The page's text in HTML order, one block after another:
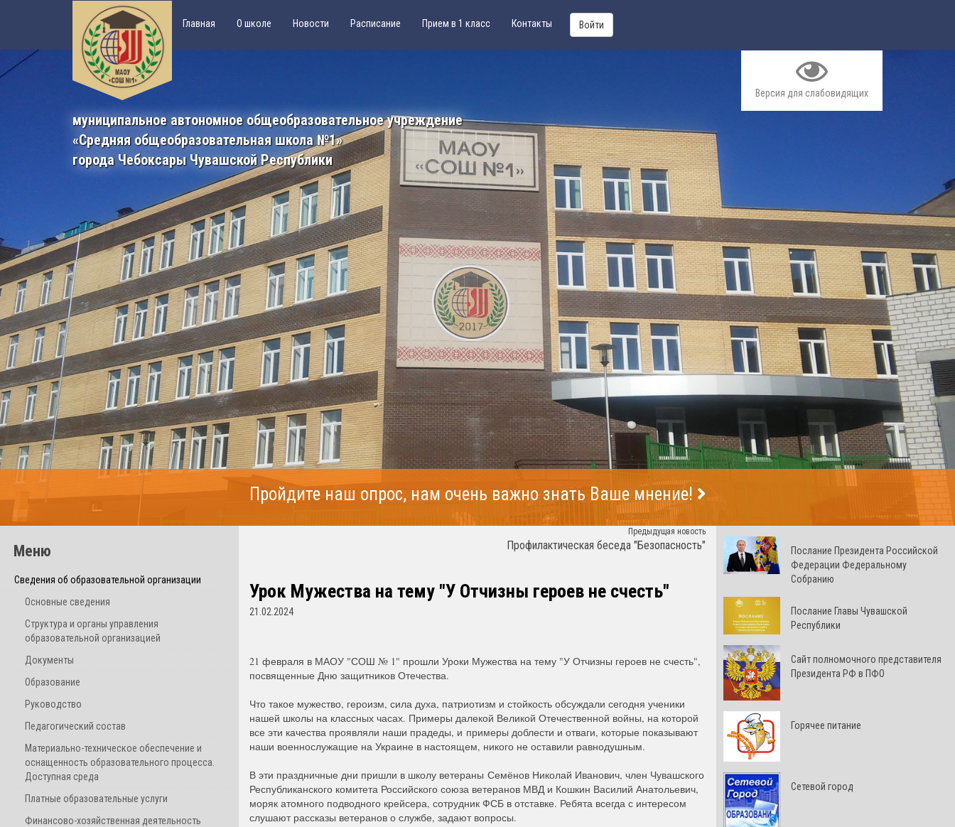
Главная О школе Новости Расписание Прием в 1 класс Контакты Войти
Версия для слабовидящих
муниципальное автономное общеобразовательное учреждение
«Средняя общеобразовательная школа №1»
города Чебоксары Чувашской Республики
Пройдите наш опрос, нам очень важно знать Ваше мнение!
Меню
Сведения об образовательной организации
Основные сведения
Структура и органы управления
образовательной организацией
Документы
Образование
Руководство
Педагогический состав
Материально-техническое обеспечение и
оснащенность образовательного процесса.
Доступная среда
Платные образовательные услуги
Финансово-хозяйственная деятельность
Предыдущая новость
Профилактическая беседа "Безопасность"
Урок Мужества на тему "У Отчизны героев не счесть"
21.02.2024
21 февраля в МАОУ "СОШ № 1" прошли Уроки Мужества на тему "У Отчизны героев не счесть",
посвященные Дню защитников Отечества.
Что такое мужество, героизм, сила духа, патриотизм и стойкость обсуждали сегодня ученики
нашей школы на классных часах. Примеры далекой Великой Отечественной войны, на которой
все эти качества проявляли наши прадеды, и примеры доблести и отваги, которые показывают
наши военнослужащие на Украине в настоящем, никого не оставили равнодушным.
В эти праздничные дни пришли в школу ветераны Семёнов Николай Иванович, член Чувашского
Республиканского комитета Российского союза ветеранов МВД и Кошкин Василий Анатольевич,
моряк атомного подводного крейсера, сотрудник ФСБ в отставке. Ребята всегда с интересом
слушают рассказы ветеранов о службе, задают вопросы.
Послание Президента Российской
Федерации Федеральному
Собранию
Послание Главы Чувашской
Республики
Cайт полномочного представителя
Президента РФ в ПФО
Горячее питание
Сетевой город